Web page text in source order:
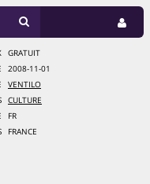
GRATUIT
2008-11-01
VENTILO
CULTURE
FR
FRANCE